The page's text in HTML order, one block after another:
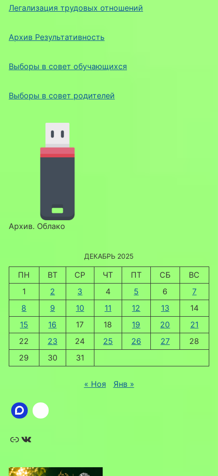
Легализация трудовых отношений
Архив Результативность
Выборы в совет обучающихся
Выборы в совет родителей
Архив. Облако
ДЕКАБРЬ 2025
ПН ВТ СР ЧТ ПТ СБ
ВС
1
2 3 4 5 6
7
8
9 10 11 12 13
14
15
16 17 18 19 20
21
22
23 24 25 26 27
28
29
30 31
« Ноя Янв »
Ссылка